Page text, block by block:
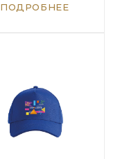
ПОДРОБНЕЕ